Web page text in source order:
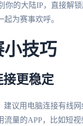
你的大陆IP，直接解
为赛事欢呼。
小技巧
接更稳定
建议用电脑连接有线
量的APP，比如短